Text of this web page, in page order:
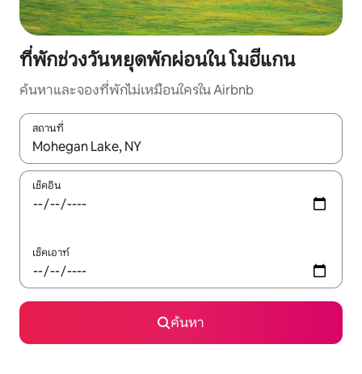
ที่พักช่วงวันหยุดพักผ่อนใน โมฮีแกน
ค้นหาและจองที่พักไม่เหมือนใครใน Airbnb
สถานที่
ใช้ลูกศรขึ้นลง หรือใช้การสัมผัสหรือปัด เพื่อสำรวจผลการค้นหา
เช็คอิน
เช็คเอาท์
ค้นหา